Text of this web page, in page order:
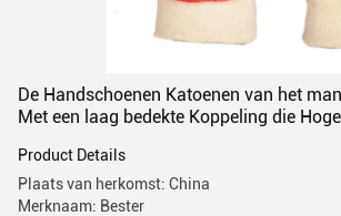
De Handschoenen Katoenen van het
Met een laag bedekte Koppeling die
Product Details
Plaats van herkomst: China
Merknaam: Bester